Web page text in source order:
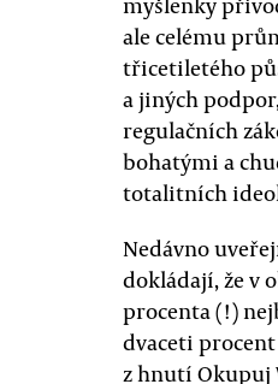
ale celému
třicetiletého
a jiných
regulačních
bohatými a
totalitních
Nedávno
dokládají, že v
procenta (!)
dvaceti
z hnutí Okupuj